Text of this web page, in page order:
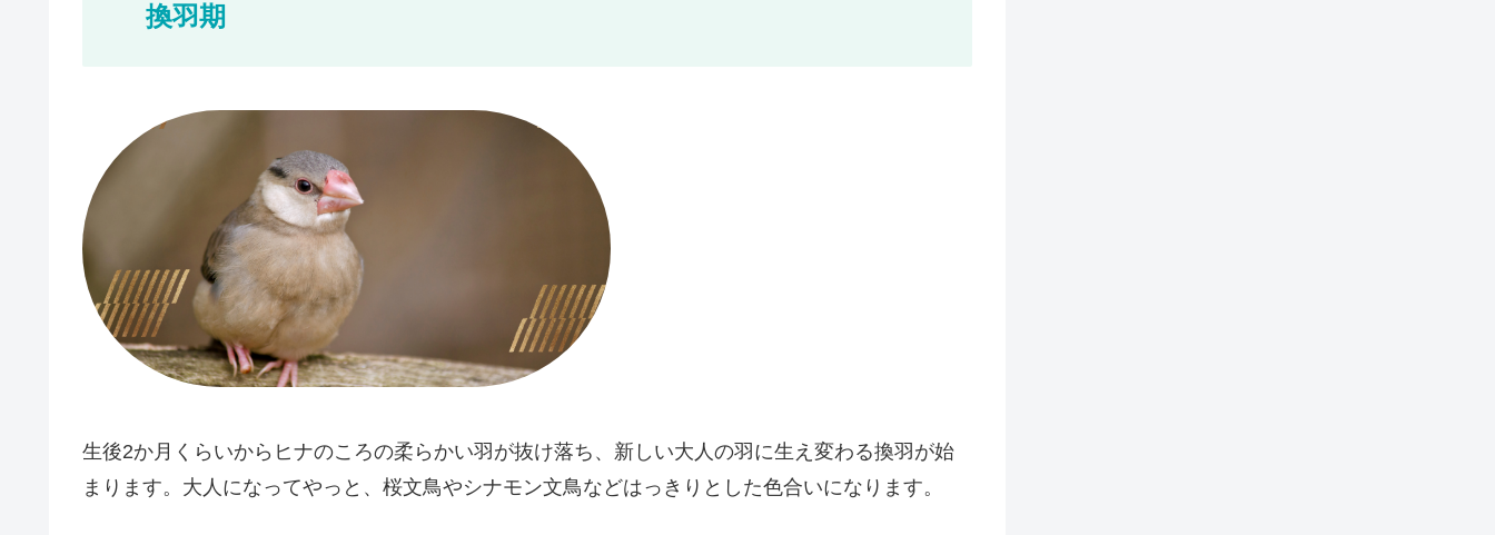
換羽期
生後2か月くらいからヒナのころの柔らかい羽が抜け落ち、新しい大人の羽に生え変わる換羽が始
まります。大人になってやっと、桜文鳥やシナモン文鳥などはっきりとした色合いになります。